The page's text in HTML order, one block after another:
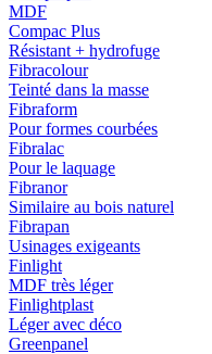
MDF
Compac Plus
Résistant + hydrofuge
Fibracolour
Teinté dans la masse
Fibraform
Pour formes courbées
Fibralac
Pour le laquage
Fibranor
Similaire au bois naturel
Fibrapan
Usinages exigeants
Finlight
MDF très léger
Finlightplast
Léger avec déco
Greenpanel